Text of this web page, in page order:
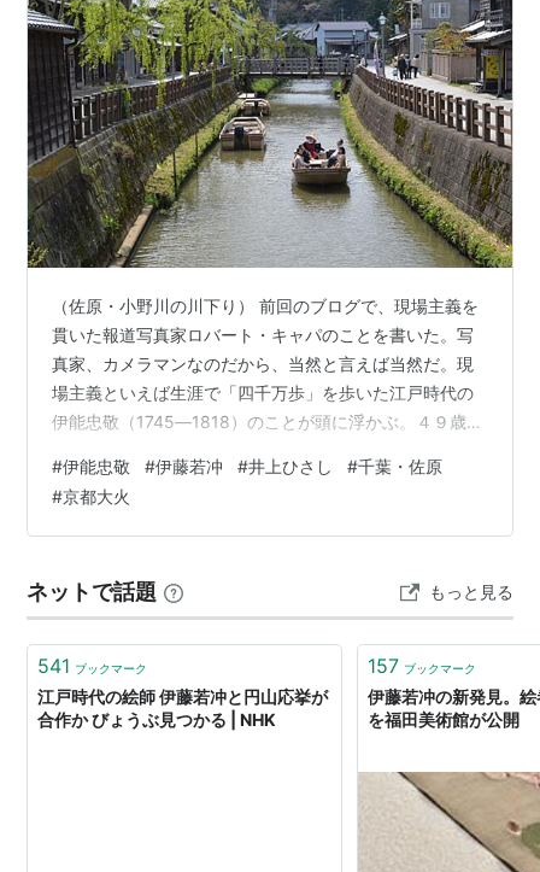
りの動・植物をモチーフにした作品が多い。しかし、写
生を重視する平明な表現を標榜した応挙と比べると、同
じく事物の具体性をよりどころとしながらも、若冲画の
場合には対象の形態と緻密な細部描写とが想像力にみち
た主観性の強い画面に再構成され、独自の空間表現と装
飾効果が求められている。若冲の創作態度は、当時流行
した設色稠密な沈銓の花鳥画よりも、若冲が熱中したと
伝えられる明代を中心にした中国絵画の模写に啓示を受
に寄進した≪動植綵絵≫（1757-66）と≪仙人掌群鶏図
襖≫（1790）がある。水墨画には軽妙でユーモラスな
作品が多いが、画箋紙に墨がにじむ性質を巧みに利用し
ており、こうした高度な技法が生む表現効果には濃彩の
作品に通じるマチェールの画家としての側面がうかがえ
る。水墨画の代表作に≪鹿苑寺大書院障壁画
し、晩年は深草の石峯寺の傍らに隠棲した。同寺には若
冲の意匠になると伝えられる石像群がある。
（出典：平凡社『日本美術史事典』1987年より抜粋）
曾我蕭白、長沢芦雪と共に三大「奇想の画家」のひと
り。
」（若冲の作品の展示情報を
（佐原・小野川の川下り） 前回のブログで、現場主義を
貫いた報道写真家ロバート・キャパのことを書いた。写
真家、カメラマンなのだから、当然と言えば当然だ。現
場主義といえば生涯で「四千万歩」を歩いた江戸時代の
伊能忠敬（1745―1818）のことが頭に浮かぶ。４９歳で
地図作成につながる、現場主義を貫いた信念の人だっ
た。第２の人生でも花を開かせた忠敬の生き方は、高齢
化社会に生きる私たちの指標ともなるものだ。
#伊能忠敬 #伊藤若冲 #井上ひさし #千葉・佐原
#京都大火
ネットで話題 もっと見る
541 ブックマーク
江戸時代の絵師 伊藤若冲と円山応挙が
合作か びょうぶ見つかる | NHK
157 ブックマーク
伊藤若冲の新発見。
を福田美術館が公開